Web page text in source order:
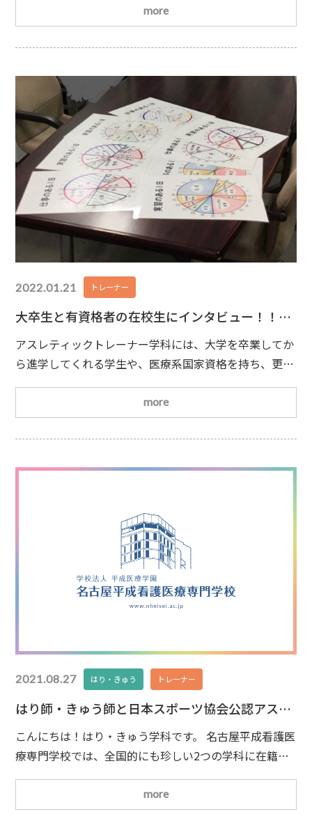
す。そのためアスリートをサポートするアスレティック
トレーナーには、栄養学の知識も求められます
具体的
にどのような知識が必要なのでしょうか。必要となる知
と、やはり筋肉ですよね
more
2022.01.21 トレーナー
大卒生と有資格者の在校生にインタビュー！！
【予告】
アスレティックトレーナー学科には、大学を卒業してか
ら進学してくれる学生や、医療系国家資格を持ち、更に
ライセンスを取得したいと入学してくれる学生もいるん
今回、そんな在校生たちにインタビューして色ん
なお話しを聞いてみました🎙「なぜアスレティックトレ
ーナーの資格取得を目指そうと思ったの？」「本校で学
more
2021.08.27 はり・きゅう トレーナー
はり師・きゅう師と日本スポーツ協会公認アスレ
ティックトレーナー
こんにちは！はり・きゅう学科です。 名古屋平成看護医
療専門学校では、全国的にも珍しい2つの学科に在籍で
師・きゅう師(はり師・きゅう師は別々の国家資格で
す。2つを略して鍼灸師と呼ばれます。)と日本スポーツ
more